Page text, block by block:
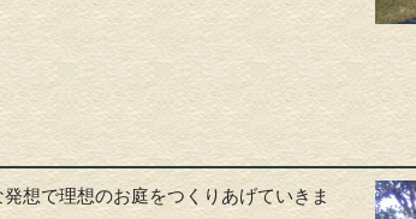
想で理想のお庭をつくりあげていきま